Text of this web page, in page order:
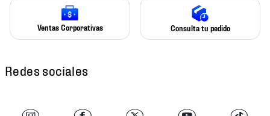
Ventas Corporativas Consulta tu pedido
Redes sociales